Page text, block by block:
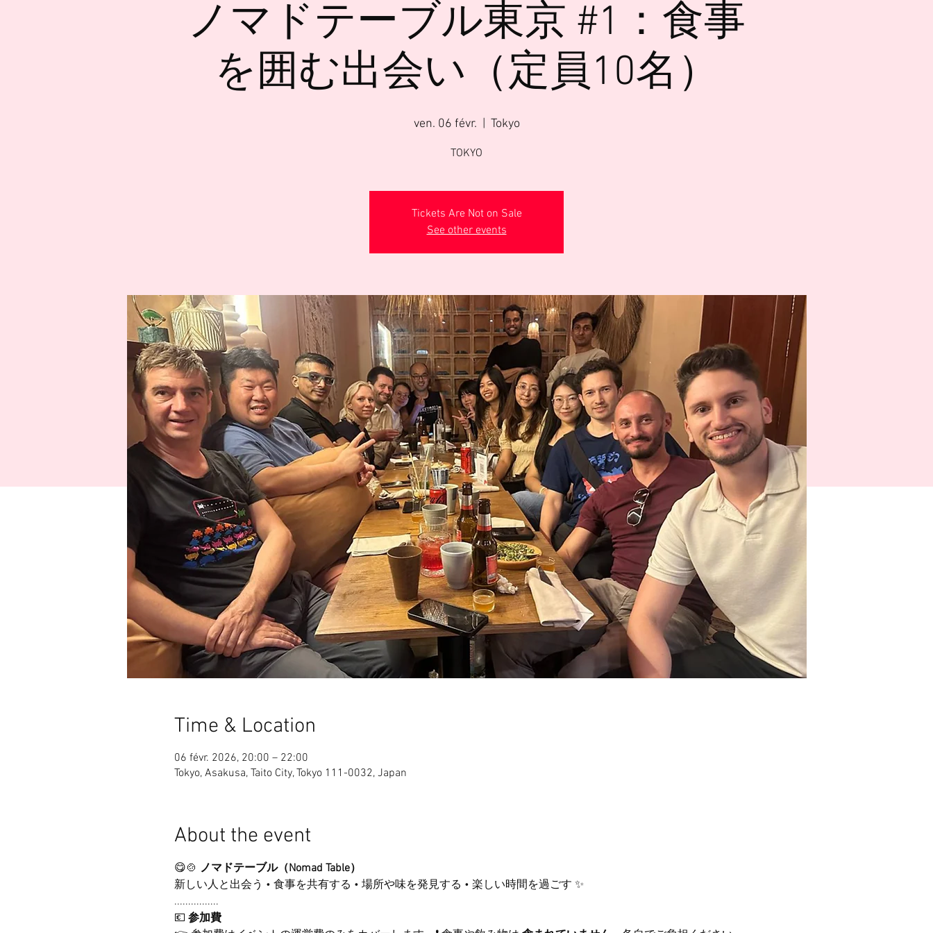
ノマドテーブル東京 #1：食事
を囲む出会い（定員10名）
ven. 06 févr. Tokyo
TOKYO
Tickets Are Not on Sale
See other events
Time & Location
06 févr. 2026, 20:00 – 22:00
Tokyo, Asakusa, Taito City, Tokyo 111-0032, Japan
About the event
😋🍲 ノマドテーブル（Nomad Table）
新しい人と出会う • 食事を共有する • 場所や味を発見する • 楽しい時間を過ごす ✨
................
💶 参加費